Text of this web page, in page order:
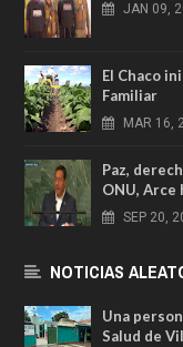
JAN 09,
El Chaco
Familiar
MAR 16,
Paz,
ONU, Arce
SEP 20,
NOTICIAS
Una
Salud de